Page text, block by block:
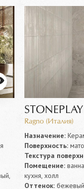
STONEPLAY
Ragno (Италия)
Назначение:
Поверхность:
Текстура
Помещение:
кухня, холл
Оттенок: